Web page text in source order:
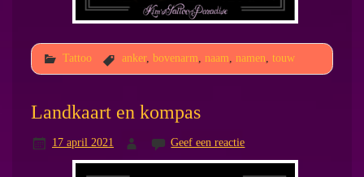
Tattoo anker, bovenarm, naam, namen, touw
Landkaart en kompas
17 april 2021 Geef een reactie